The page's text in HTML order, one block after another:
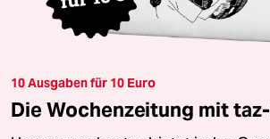
10 Ausgaben für 10 Euro
Die Wochenzeitung mit